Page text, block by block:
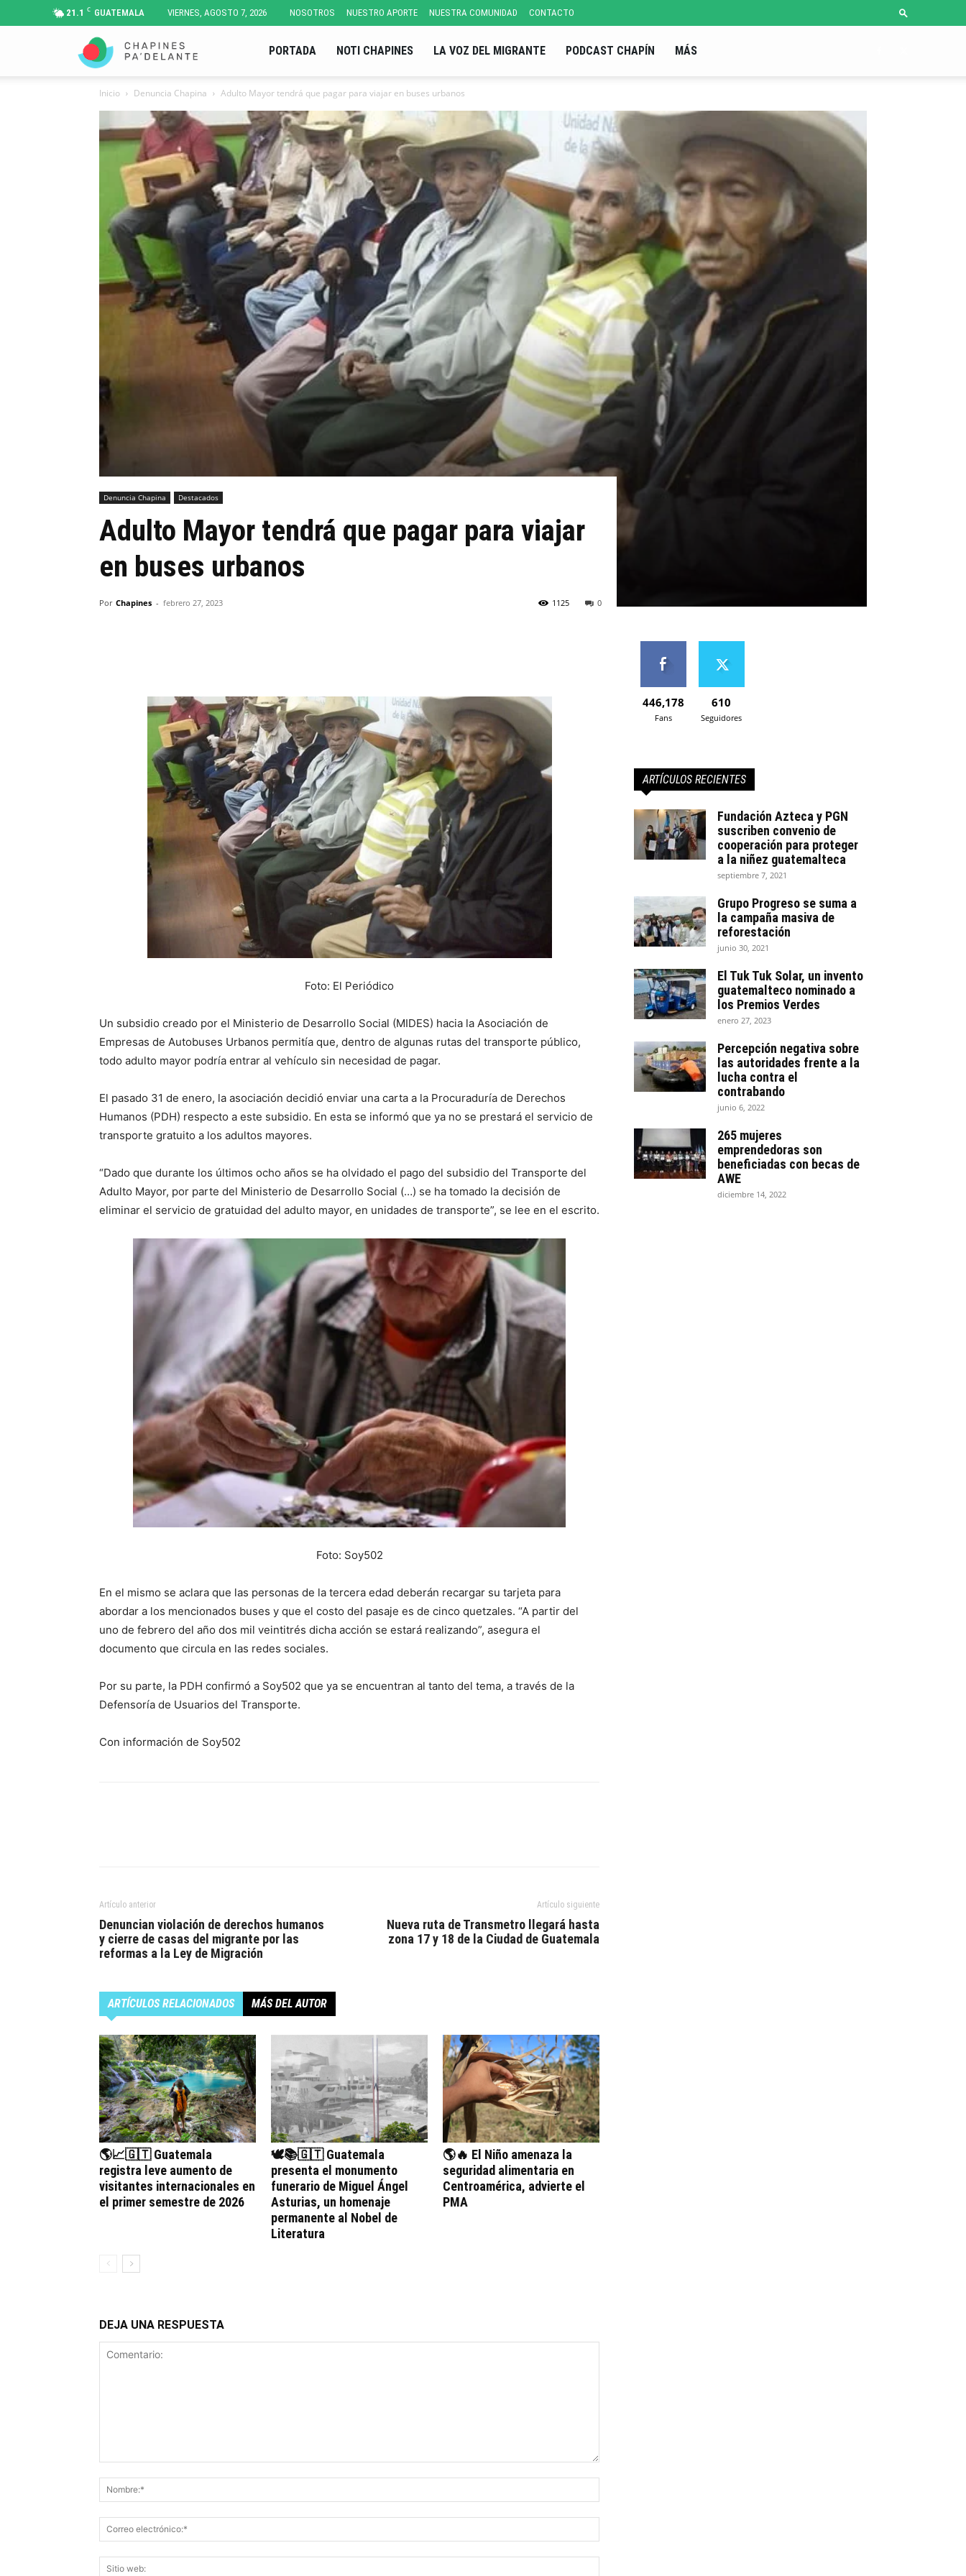
21.1 C GUATEMALA VIERNES, AGOSTO 7, 2026 NOSOTROS NUESTRO APORTE NUESTRA COMUNIDAD CONTACTO
Pa'
Delante
PORTADA NOTI CHAPINES LA VOZ DEL MIGRANTE PODCAST CHAPÍN MÁS
Inicio Denuncia Chapina Adulto Mayor tendrá que pagar para viajar en buses urbanos
Denuncia Chapina Destacados
Adulto Mayor tendrá que pagar para viajar
en buses urbanos
Por Chapines - febrero 27, 2023 0
1125
Foto: El Periódico
Un subsidio creado por el Ministerio de Desarrollo Social (MIDES) hacia la Asociación de
Empresas de Autobuses Urbanos permitía que, dentro de algunas rutas del transporte público,
todo adulto mayor podría entrar al vehículo sin necesidad de pagar.
El pasado 31 de enero, la asociación decidió enviar una carta a la Procuraduría de Derechos
Humanos (PDH) respecto a este subsidio. En esta se informó que ya no se prestará el servicio de
transporte gratuito a los adultos mayores.
“Dado que durante los últimos ocho años se ha olvidado el pago del subsidio del Transporte del
Adulto Mayor, por parte del Ministerio de Desarrollo Social (…) se ha tomado la decisión de
eliminar el servicio de gratuidad del adulto mayor, en unidades de transporte”, se lee en el escrito.
Foto: Soy502
En el mismo se aclara que las personas de la tercera edad deberán recargar su tarjeta para
abordar a los mencionados buses y que el costo del pasaje es de cinco quetzales. “A partir del
uno de febrero del año dos mil veintitrés dicha acción se estará realizando”, asegura el
documento que circula en las redes sociales.
Por su parte, la PDH confirmó a Soy502 que ya se encuentran al tanto del tema, a través de la
Defensoría de Usuarios del Transporte.
Con información de Soy502
Artículo anterior
Denuncian violación de derechos humanos
y cierre de casas del migrante por las
reformas a la Ley de Migración
Artículo siguiente
Nueva ruta de Transmetro llegará hasta
zona 17 y 18 de la Ciudad de Guatemala
ARTÍCULOS RELACIONADOS MÁS DEL AUTOR
🌎📈🇬🇹 Guatemala
registra leve aumento de
visitantes internacionales en
el primer semestre de 2026
🕊️📚🇬🇹 Guatemala
presenta el monumento
funerario de Miguel Ángel
Asturias, un homenaje
permanente al Nobel de
Literatura
🌎🔥 El Niño amenaza la
seguridad alimentaria en
Centroamérica, advierte el
PMA
DEJA UNA RESPUESTA
446,178
Fans
610
Seguidores
ARTÍCULOS RECIENTES
Fundación Azteca y PGN
suscriben convenio de
cooperación para proteger
a la niñez guatemalteca
septiembre 7, 2021
Grupo Progreso se suma a
la campaña masiva de
reforestación
junio 30, 2021
El Tuk Tuk Solar, un invento
guatemalteco nominado a
los Premios Verdes
enero 27, 2023
Percepción negativa sobre
las autoridades frente a la
lucha contra el
contrabando
junio 6, 2022
265 mujeres
emprendedoras son
beneficiadas con becas de
AWE
diciembre 14, 2022